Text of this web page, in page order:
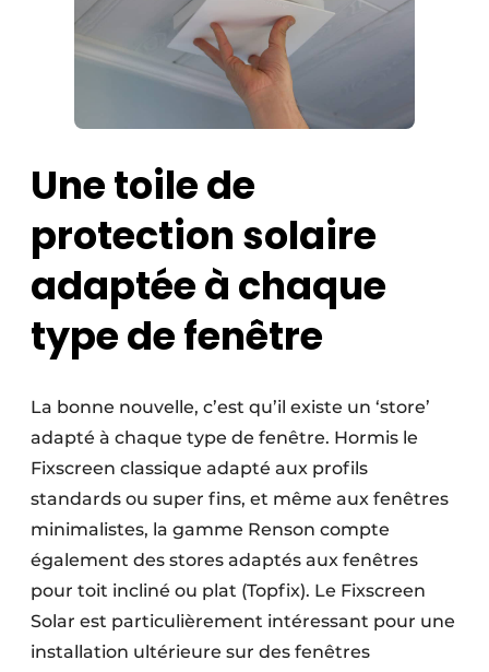
Une toile de
protection solaire
adaptée à chaque
type de fenêtre
La bonne nouvelle, c’est qu’il existe un ‘store’
adapté à chaque type de fenêtre. Hormis le
Fixscreen classique adapté aux profils
standards ou super fins, et même aux fenêtres
minimalistes, la gamme Renson compte
également des stores adaptés aux fenêtres
pour toit incliné ou plat (Topfix). Le Fixscreen
Solar est particulièrement intéressant pour une
installation ultérieure sur des fenêtres